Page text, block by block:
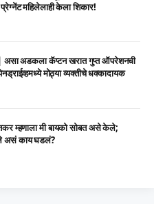
महिलेलाही केला शिकार!
अडकला कॅप्टन खरात गुप्त ऑपरेशनची
मोठ्या व्यक्तीचे धक्कादायक
म्हणाला मी बायको सोबत असे केले;
असं काय घडलं?